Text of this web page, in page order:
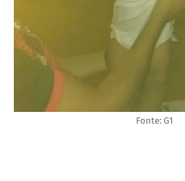
Fonte: G1